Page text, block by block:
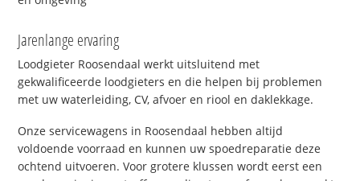
Jarenlange ervaring
Loodgieter Roosendaal werkt uitsluitend met
gekwalificeerde loodgieters en die helpen bij problemen
met uw waterleiding, CV, afvoer en riool en daklekkage.
Onze servicewagens in Roosendaal hebben altijd
voldoende voorraad en kunnen uw spoedreparatie deze
ochtend uitvoeren. Voor grotere klussen wordt eerst een